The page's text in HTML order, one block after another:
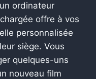
ordinateur
offre à vos
personnalisée
siège. Vous
quelques-uns
nouveau film